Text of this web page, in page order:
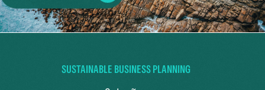
SUSTAINABLE BUSINESS PLANNING